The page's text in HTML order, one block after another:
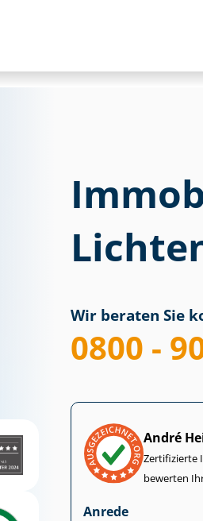
Wir beraten Sie
0800 -
André
Zertifizierte
bewerten
Anrede